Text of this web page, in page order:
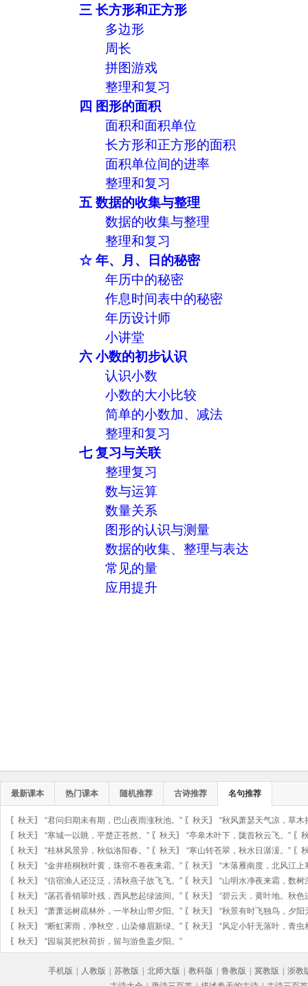
三 长方形和正方形
多边形
周长
拼图游戏
整理和复习
四 图形的面积
面积和面积单位
长方形和正方形的面积
面积单位间的进率
整理和复习
五 数据的收集与整理
数据的收集与整理
整理和复习
☆ 年、月、日的秘密
年历中的秘密
作息时间表中的秘密
年历设计师
小讲堂
六 小数的初步认识
认识小数
小数的大小比较
简单的小数加、减法
整理和复习
七 复习与关联
整理复习
数与运算
数量关系
图形的认识与测量
数据的收集、整理与表达
常见的量
应用提升
最新课本 热门课本 随机推荐 古诗推荐 名句推荐
〖 秋天〗 “君问归期未有期，巴山夜雨涨秋池。” 〖 秋天〗 “秋风萧瑟天气凉，草木
〖 秋天〗 “寒城一以眺，平楚正苍然。” 〖 秋天〗 “亭皋木叶下，陇首秋云飞。” 〖
〖 秋天〗 “桂林风景异，秋似洛阳春。” 〖 秋天〗 “寒山转苍翠，秋水日潺湲。” 〖
〖 秋天〗 “金井梧桐秋叶黄，珠帘不卷夜来霜。” 〖 秋天〗 “木落雁南度，北风江上
〖 秋天〗 “信宿渔人还泛泛，清秋燕子故飞飞。” 〖 秋天〗 “山明水净夜来霜，数树
〖 秋天〗 “菡萏香销翠叶残，西风愁起绿波间。” 〖 秋天〗 “碧云天，黄叶地。秋色
〖 秋天〗 “萧萧远树疏林外，一半秋山带夕阳。” 〖 秋天〗 “秋景有时飞独鸟，夕阳
〖 秋天〗 “断虹霁雨，净秋空，山染修眉新绿。” 〖 秋天〗 “风定小轩无落叶，青虫
〖 秋天〗 “园翁莫把秋荷折，留与游鱼盖夕阳。”
手机版 人教版 苏教版 北师大版 教科版 鲁教版 冀教版
浙教